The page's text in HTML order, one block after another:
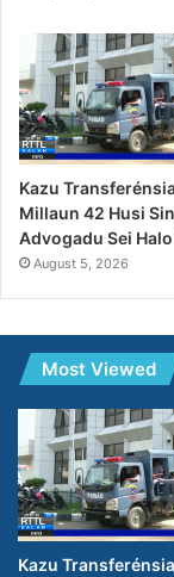
Kazu
Millaun 42 Husi
Advogadu Sei
August 5, 2026
Most Viewed
Kazu